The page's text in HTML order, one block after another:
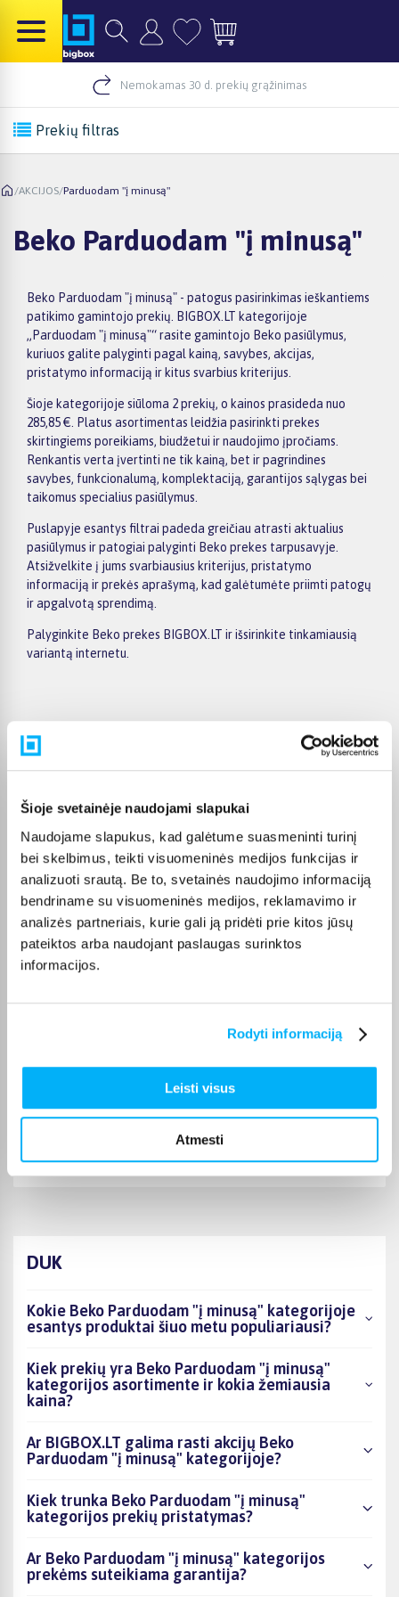
Šioje svetainėje naudojami slapukai
Naudojame slapukus, kad galėtume suasmeninti turinį
bei skelbimus, teikti visuomeninės medijos funkcijas ir
analizuoti srautą. Be to, svetainės naudojimo informaciją
bendriname su visuomeninės medijos, reklamavimo ir
analizės partneriais, kurie gali ją pridėti prie kitos jūsų
pateiktos arba naudojant paslaugas surinktos
informacijos.
Rodyti informaciją
Leisti visus
Atmesti
Nemokamas 30 d. prekių grąžinimas
Prekių filtras
/AKCIJOS/Parduodam "į minusą"
Beko Parduodam "į minusą"
Beko Parduodam "į minusą" - patogus pasirinkimas ieškantiems
patikimo gamintojo prekių. BIGBOX.LT kategorijoje
„Parduodam "į minusą"“ rasite gamintojo Beko pasiūlymus,
kuriuos galite palyginti pagal kainą, savybes, akcijas,
pristatymo informaciją ir kitus svarbius kriterijus.
Šioje kategorijoje siūloma 2 prekių, o kainos prasideda nuo
285,85 €. Platus asortimentas leidžia pasirinkti prekes
skirtingiems poreikiams, biudžetui ir naudojimo įpročiams.
Renkantis verta įvertinti ne tik kainą, bet ir pagrindines
savybes, funkcionalumą, komplektaciją, garantijos sąlygas bei
taikomus specialius pasiūlymus.
Puslapyje esantys filtrai padeda greičiau atrasti aktualius
pasiūlymus ir patogiai palyginti Beko prekes tarpusavyje.
Atsižvelkite į jums svarbiausius kriterijus, pristatymo
informaciją ir prekės aprašymą, kad galėtumėte priimti patogų
ir apgalvotą sprendimą.
Palyginkite Beko prekes BIGBOX.LT ir išsirinkite tinkamiausią
variantą internetu.
Pirkėjų atsiliepimai apie prekes
Olev S.
Kokybiškas. Pristatymas greitas. Rekomenduoju+++
Vahur T.
Patvirtintas pirkėjas
Pigus pasiūlymas
Kęstutis K.
Žydrūnas K.
Patvirtintas pirkėjas
Puiki komunikacija. Pristatymas vėlavo 1 darbo dieną, nes nebuvo
prekės. Bet pri ...
DUK
Kokie Beko Parduodam "į minusą" kategorijoje
esantys produktai šiuo metu populiariausi?
Kiek prekių yra Beko Parduodam "į minusą"
kategorijos asortimente ir kokia žemiausia
kaina?
Ar BIGBOX.LT galima rasti akcijų Beko
Parduodam "į minusą" kategorijoje?
Kiek trunka Beko Parduodam "į minusą"
kategorijos prekių pristatymas?
Ar Beko Parduodam "į minusą" kategorijos
prekėms suteikiama garantija?